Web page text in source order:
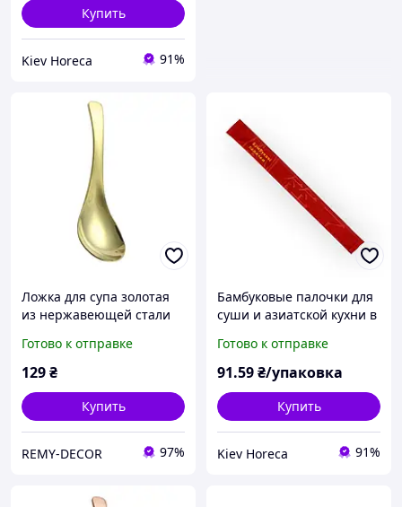
Купить
Kiev Horeca 91%
Ложка для супа золотая
из нержавеющей стали
стиль азиатская кухня
Готово к отправке
129₴
Купить
REMY-DECOR 97%
Бамбуковые палочки для
суши и азиатской кухни в
упаковке круглые (1/
уп/50/шт)
Готово к отправке
91.59₴/упаковка
Купить
Kiev Horeca 91%